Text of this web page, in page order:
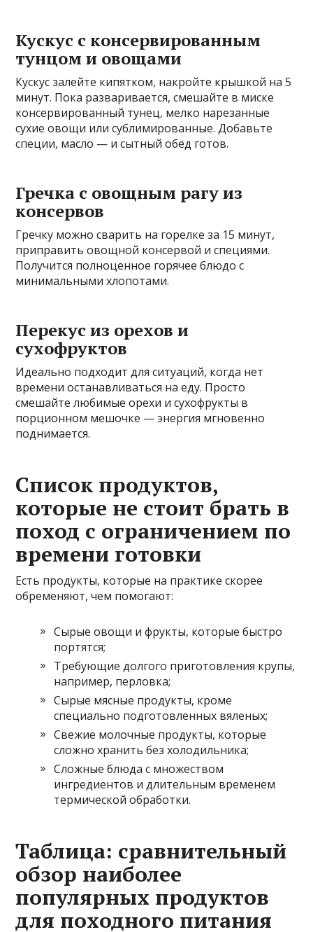
Кускус с консервированным
тунцом и овощами
Кускус залейте кипятком, накройте крышкой на 5
минут. Пока разваривается, смешайте в миске
консервированный тунец, мелко нарезанные
сухие овощи или сублимированные. Добавьте
специи, масло — и сытный обед готов.
Гречка с овощным рагу из
консервов
Гречку можно сварить на горелке за 15 минут,
приправить овощной консервой и специями.
Получится полноценное горячее блюдо с
минимальными хлопотами.
Перекус из орехов и
сухофруктов
Идеально подходит для ситуаций, когда нет
времени останавливаться на еду. Просто
смешайте любимые орехи и сухофрукты в
порционном мешочке — энергия мгновенно
поднимается.
Список продуктов,
которые не стоит брать в
поход с ограничением по
времени готовки
Есть продукты, которые на практике скорее
обременяют, чем помогают:
Сырые овощи и фрукты, которые быстро
портятся;
Требующие долгого приготовления крупы,
например, перловка;
Сырые мясные продукты, кроме
специально подготовленных вяленых;
Свежие молочные продукты, которые
сложно хранить без холодильника;
Сложные блюда с множеством
ингредиентов и длительным временем
термической обработки.
Таблица: сравнительный
обзор наиболее
популярных продуктов
для походного питания